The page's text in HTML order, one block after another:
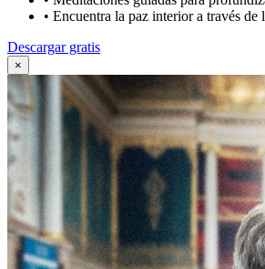
• Encuentra la paz interior a través de
Descargar gratis
×